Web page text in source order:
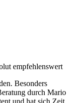
empfehlenswert
Besonders
durch Mario